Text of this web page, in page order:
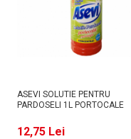
ASEVI SOLUTIE PENTRU
PARDOSELI 1L PORTOCALE
12,75 Lei